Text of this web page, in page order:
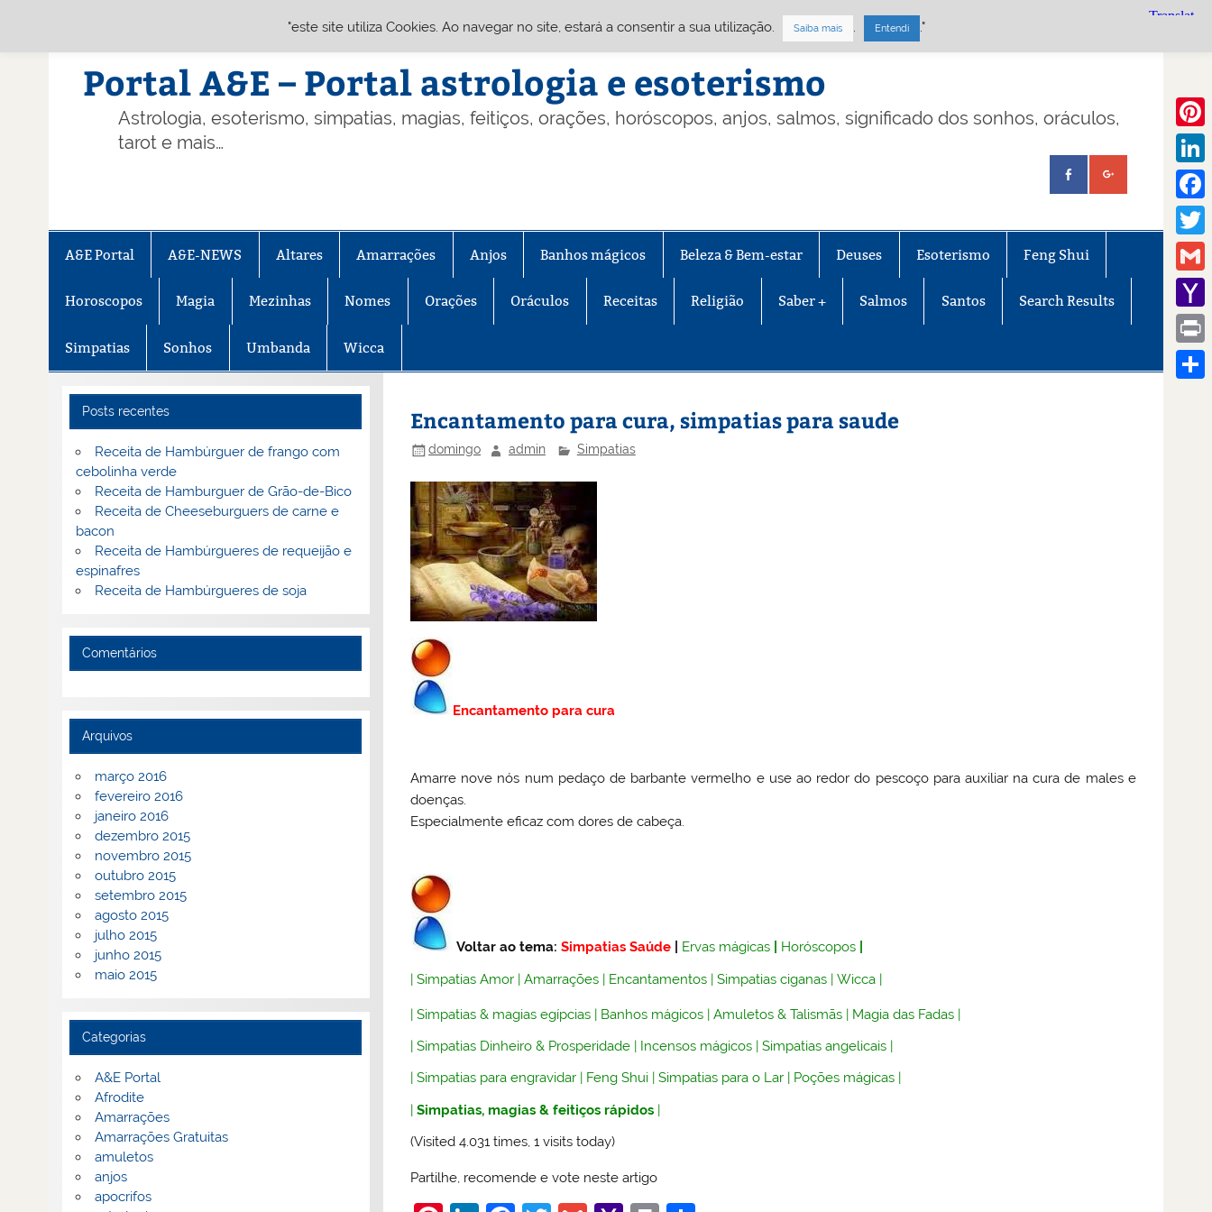
Portal A&E – Portal astrologia e esoterismo
Astrologia, esoterismo, simpatias, magias, feitiços, orações, horóscopos, anjos, salmos, significado dos sonhos, oráculos,
tarot e mais…
A&E Portal A&E-NEWS Altares Amarrações Anjos Banhos mágicos Beleza & Bem-estar Deuses Esoterismo Feng Shui
Horoscopos Magia Mezinhas Nomes Orações Oráculos Receitas Religião Saber + Salmos Santos Search Results
Simpatias Sonhos Umbanda Wicca
Encantamento para cura, simpatias para saude
domingo admin Simpatias
Encantamento para cura
Amarre nove nós num pedaço de barbante vermelho e use ao redor do pescoço para auxiliar na cura de males e
doenças.
Especialmente eficaz com dores de cabeça.
Voltar ao tema:Simpatias Saúde Ervas mágicas Horóscopos
|Simpatias Amor |Amarrações | Encantamentos |Simpatias ciganas |Wicca |
|Simpatias & magias egípcias | Banhos mágicos |Amuletos & Talismãs | Magia das Fadas |
|Simpatias Dinheiro & Prosperidade | Incensos mágicos |Simpatias angelicais |
|Simpatias para engravidar Feng Shui |Simpatias para o Lar Poções mágicas
|Simpatias, magias & feitiços rápidos |
(Visited 4.031 times, 1 visits today)
Partilhe, recomende e vote neste artigo
Posts recentes
Receita de Hambúrguer de frango com
cebolinha verde
Receita de Hamburguer de Grão-de-Bico
Receita de Cheeseburguers de carne e
bacon
Receita de Hambúrgueres de requeijão e
espinafres
Receita de Hambúrgueres de soja
Comentários
Arquivos
março 2016
fevereiro 2016
janeiro 2016
dezembro 2015
novembro 2015
outubro 2015
setembro 2015
agosto 2015
julho 2015
junho 2015
maio 2015
Categorias
A&E Portal
Afrodite
Amarrações
Amarrações Gratuitas
amuletos
anjos
apocrifos
Gmail
Mail
Print
"este site utiliza Cookies. Ao navegar no site, estará a consentir a sua utilização. Saiba mais . Entendi ."